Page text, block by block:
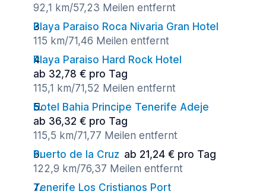
92,1 km/57,23 Meilen entfernt
Playa Paraiso Roca Nivaria Gran Hotel
115 km/71,46 Meilen entfernt
Playa Paraiso Hard Rock Hotel
ab 32,78 € pro Tag
115,1 km/71,52 Meilen entfernt
Hotel Bahia Principe Tenerife Adeje
ab 36,32 € pro Tag
115,5 km/71,77 Meilen entfernt
Puerto de la Cruz ab 21,24 € pro Tag
122,9 km/76,37 Meilen entfernt
Tenerife Los Cristianos Port